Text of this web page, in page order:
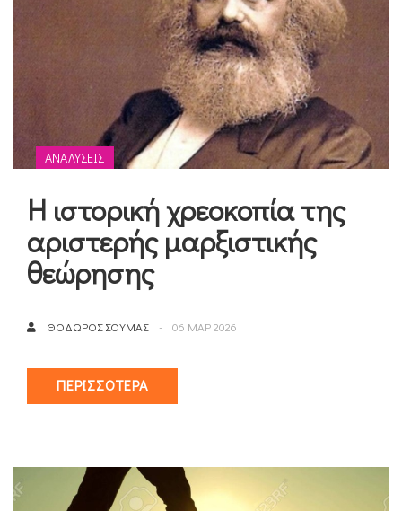
ΑΝΑΛΎΣΕΙΣ
Η ιστορική χρεοκοπία της
αριστερής μαρξιστικής
θεώρησης
ΘΌΔΩΡΟΣ ΣΟΎΜΑΣ 06 ΜΑΡ 2026
ΠΕΡΙΣΣΌΤΕΡΑ